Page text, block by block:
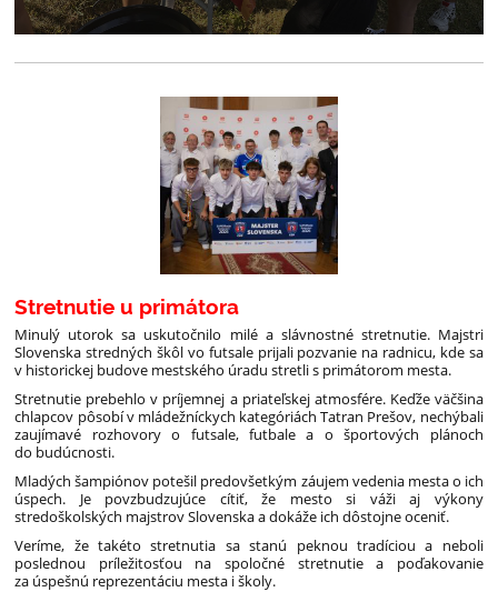
Stretnutie u primátora
Minulý utorok sa uskutočnilo milé a slávnostné stretnutie. Majstri
Slovenska stredných škôl vo futsale prijali pozvanie na radnicu, kde sa
v historickej budove mestského úradu stretli s primátorom mesta.
Stretnutie prebehlo v príjemnej a priateľskej atmosfére. Keďže väčšina
chlapcov pôsobí v mládežníckych kategóriách Tatran Prešov, nechýbali
zaujímavé rozhovory o futsale, futbale a o športových plánoch
do budúcnosti.
Mladých šampiónov potešil predovšetkým záujem vedenia mesta o ich
úspech. Je povzbudzujúce cítiť, že mesto si váži aj výkony
stredoškolských majstrov Slovenska a dokáže ich dôstojne oceniť.
Veríme, že takéto stretnutia sa stanú peknou tradíciou a neboli
poslednou príležitosťou na spoločné stretnutie a poďakovanie
za úspešnú reprezentáciu mesta i školy.